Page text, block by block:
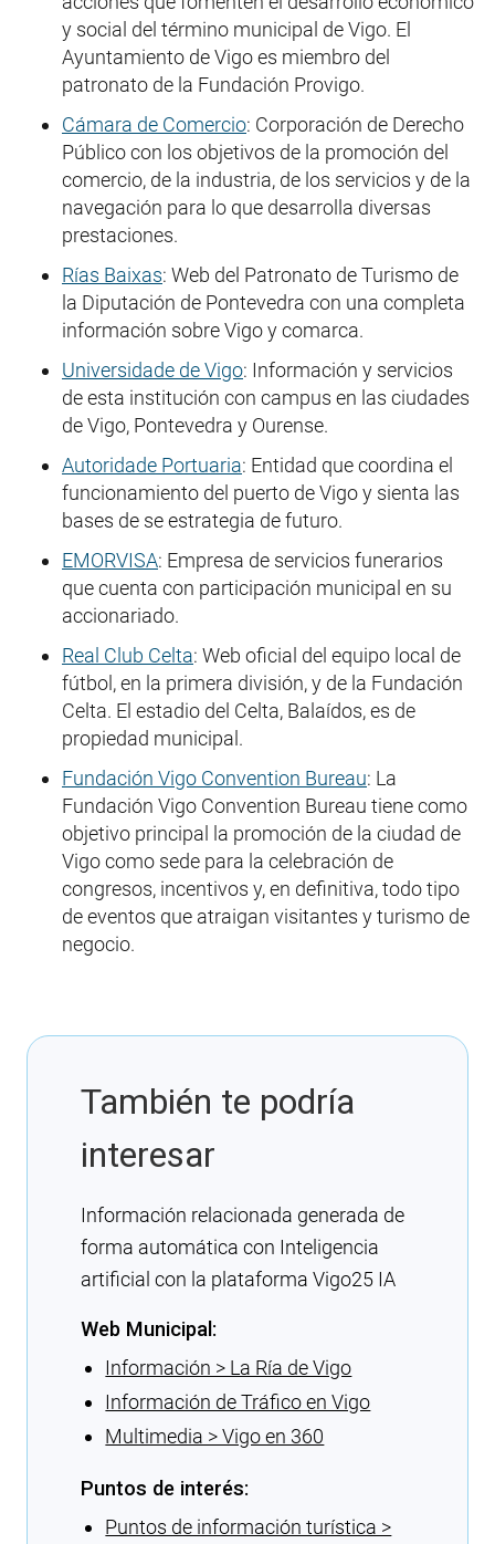
y social del término municipal de Vigo. El
Ayuntamiento de Vigo es miembro del
patronato de la Fundación Provigo.
Cámara de Comercio: Corporación de Derecho
Público con los objetivos de la promoción del
comercio, de la industria, de los servicios y de la
navegación para lo que desarrolla diversas
prestaciones.
Rías Baixas: Web del Patronato de Turismo de
la Diputación de Pontevedra con una completa
información sobre Vigo y comarca.
Universidade de Vigo: Información y servicios
de esta institución con campus en las ciudades
de Vigo, Pontevedra y Ourense.
Autoridade Portuaria: Entidad que coordina el
funcionamiento del puerto de Vigo y sienta las
bases de se estrategia de futuro.
EMORVISA: Empresa de servicios funerarios
que cuenta con participación municipal en su
accionariado.
Real Club Celta: Web oficial del equipo local de
fútbol, en la primera división, y de la Fundación
Celta. El estadio del Celta, Balaídos, es de
propiedad municipal.
Fundación Vigo Convention Bureau: La
Fundación Vigo Convention Bureau tiene como
objetivo principal la promoción de la ciudad de
Vigo como sede para la celebración de
congresos, incentivos y, en definitiva, todo tipo
de eventos que atraigan visitantes y turismo de
negocio.
También te podría
interesar
Información relacionada generada de
forma automática con Inteligencia
artificial con la plataforma Vigo25 IA
Web Municipal:
Información > La Ría de Vigo
Información de Tráfico en Vigo
Multimedia > Vigo en 360
Puntos de interés:
Puntos de información turística >